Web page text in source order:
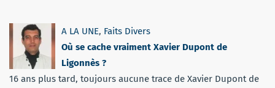
A LA UNE, Faits Divers
Où se cache vraiment Xavier Dupont de
Ligonnès ?
16 ans plus tard, toujours aucune trace de Xavier Dupont de